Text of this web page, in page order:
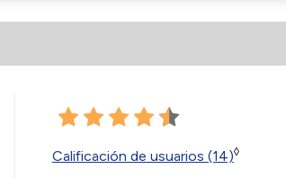
Calificación de usuarios (14)◊